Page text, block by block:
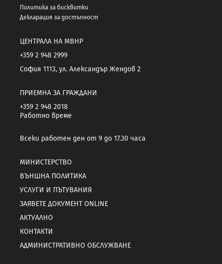
Политика за бисквитки
Декларация за достъпност
ЦЕНТРАЛА НА МВНР
+359 2 948 2999
София 1113, ул. Александър Жендов 2
ПРИЕМНА ЗА ГРАЖДАНИ
+359 2 948 2018
Работно време
Всеки работен ден от 9 до 17.30 часа
МИНИСТЕРСТВО
ВЪНШНА ПОЛИТИКА
УСЛУГИ И ПЪТУВАНИЯ
ЗАЯВЕТЕ ДОКУМЕНТ ONLINE
АКТУАЛНО
КОНТАКТИ
АДМИНИСТРАТИВНО ОБСЛУЖВАНЕ